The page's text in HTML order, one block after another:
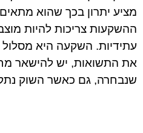
מציע יתרון בכך שהוא
ההשקעות צריכות להיות
עתידיות. השקעה היא
את התשואות, יש להישאר
שנבחרה, גם כאשר השוק